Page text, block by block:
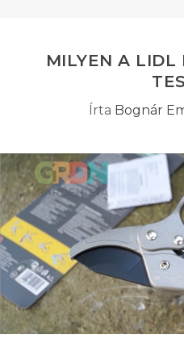
MILYEN A LIDL
Írta Bognár